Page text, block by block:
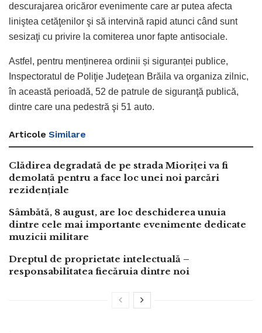
descurajarea oricăror evenimente care ar putea afecta
liniştea cetăţenilor şi să intervină rapid atunci când sunt
sesizaţi cu privire la comiterea unor fapte antisociale.
Astfel, pentru menținerea ordinii și siguranței publice,
Inspectoratul de Poliţie Judeţean Brăila va organiza zilnic,
în această perioadă, 52 de patrule de siguranţă publică,
dintre care una pedestră şi 51 auto.
Articole Similare
Clădirea degradată de pe strada Mioriței va fi
demolată pentru a face loc unei noi parcări
rezidențiale
Sâmbătă, 8 august, are loc deschiderea unuia
dintre cele mai importante evenimente dedicate
muzicii militare
Dreptul de proprietate intelectuală –
responsabilitatea fiecăruia dintre noi